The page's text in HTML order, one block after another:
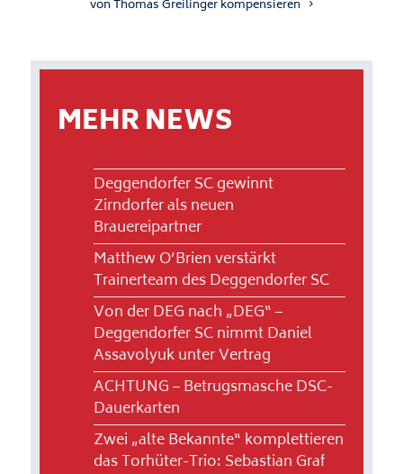
von Thomas Greilinger kompensieren
MEHR NEWS
Deggendorfer SC gewinnt
Zirndorfer als neuen
Brauereipartner
Matthew O’Brien verstärkt
Trainerteam des Deggendorfer SC
Von der DEG nach „DEG“ –
Deggendorfer SC nimmt Daniel
Assavolyuk unter Vertrag
ACHTUNG – Betrugsmasche DSC-
Dauerkarten
Zwei „alte Bekannte“ komplettieren
das Torhüter-Trio: Sebastian Graf